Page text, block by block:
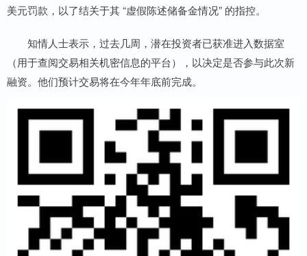
美元罚款，以了结关于其 “虚假陈述储备金情况” 的指控。
知情人士表示，过去几周，潜在投资者已获准进入数据室
（用于查阅交易相关机密信息的平台），以决定是否参与此次新
融资。他们预计交易将在今年年底前完成。